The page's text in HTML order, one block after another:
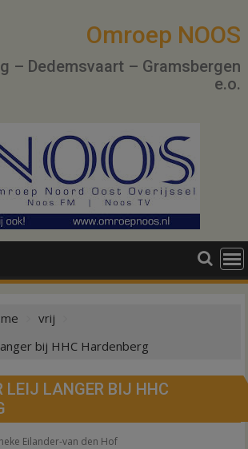
Omroep NOOS
– Dedemsvaart – Gramsbergen
e.o.
vrij
bij HHC Hardenberg
LEIJ LANGER BIJ HHC
Eilander-van den Hof